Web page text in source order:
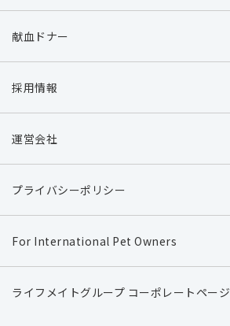
献血ドナー
採用情報
運営会社
プライバシーポリシー
For International Pet Owners
ライフメイトグループ コーポレートページ